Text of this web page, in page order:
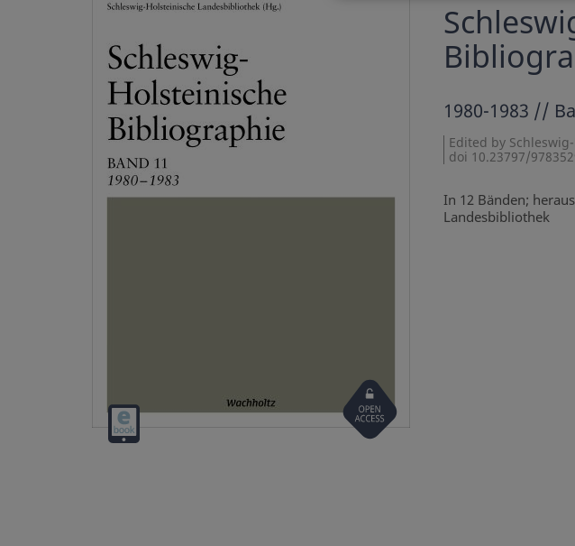
Digital
download
Open
Access
1980-1983 //
Edited by
doi 10.23797/
In 12 Bänden;
Landesbibliothek